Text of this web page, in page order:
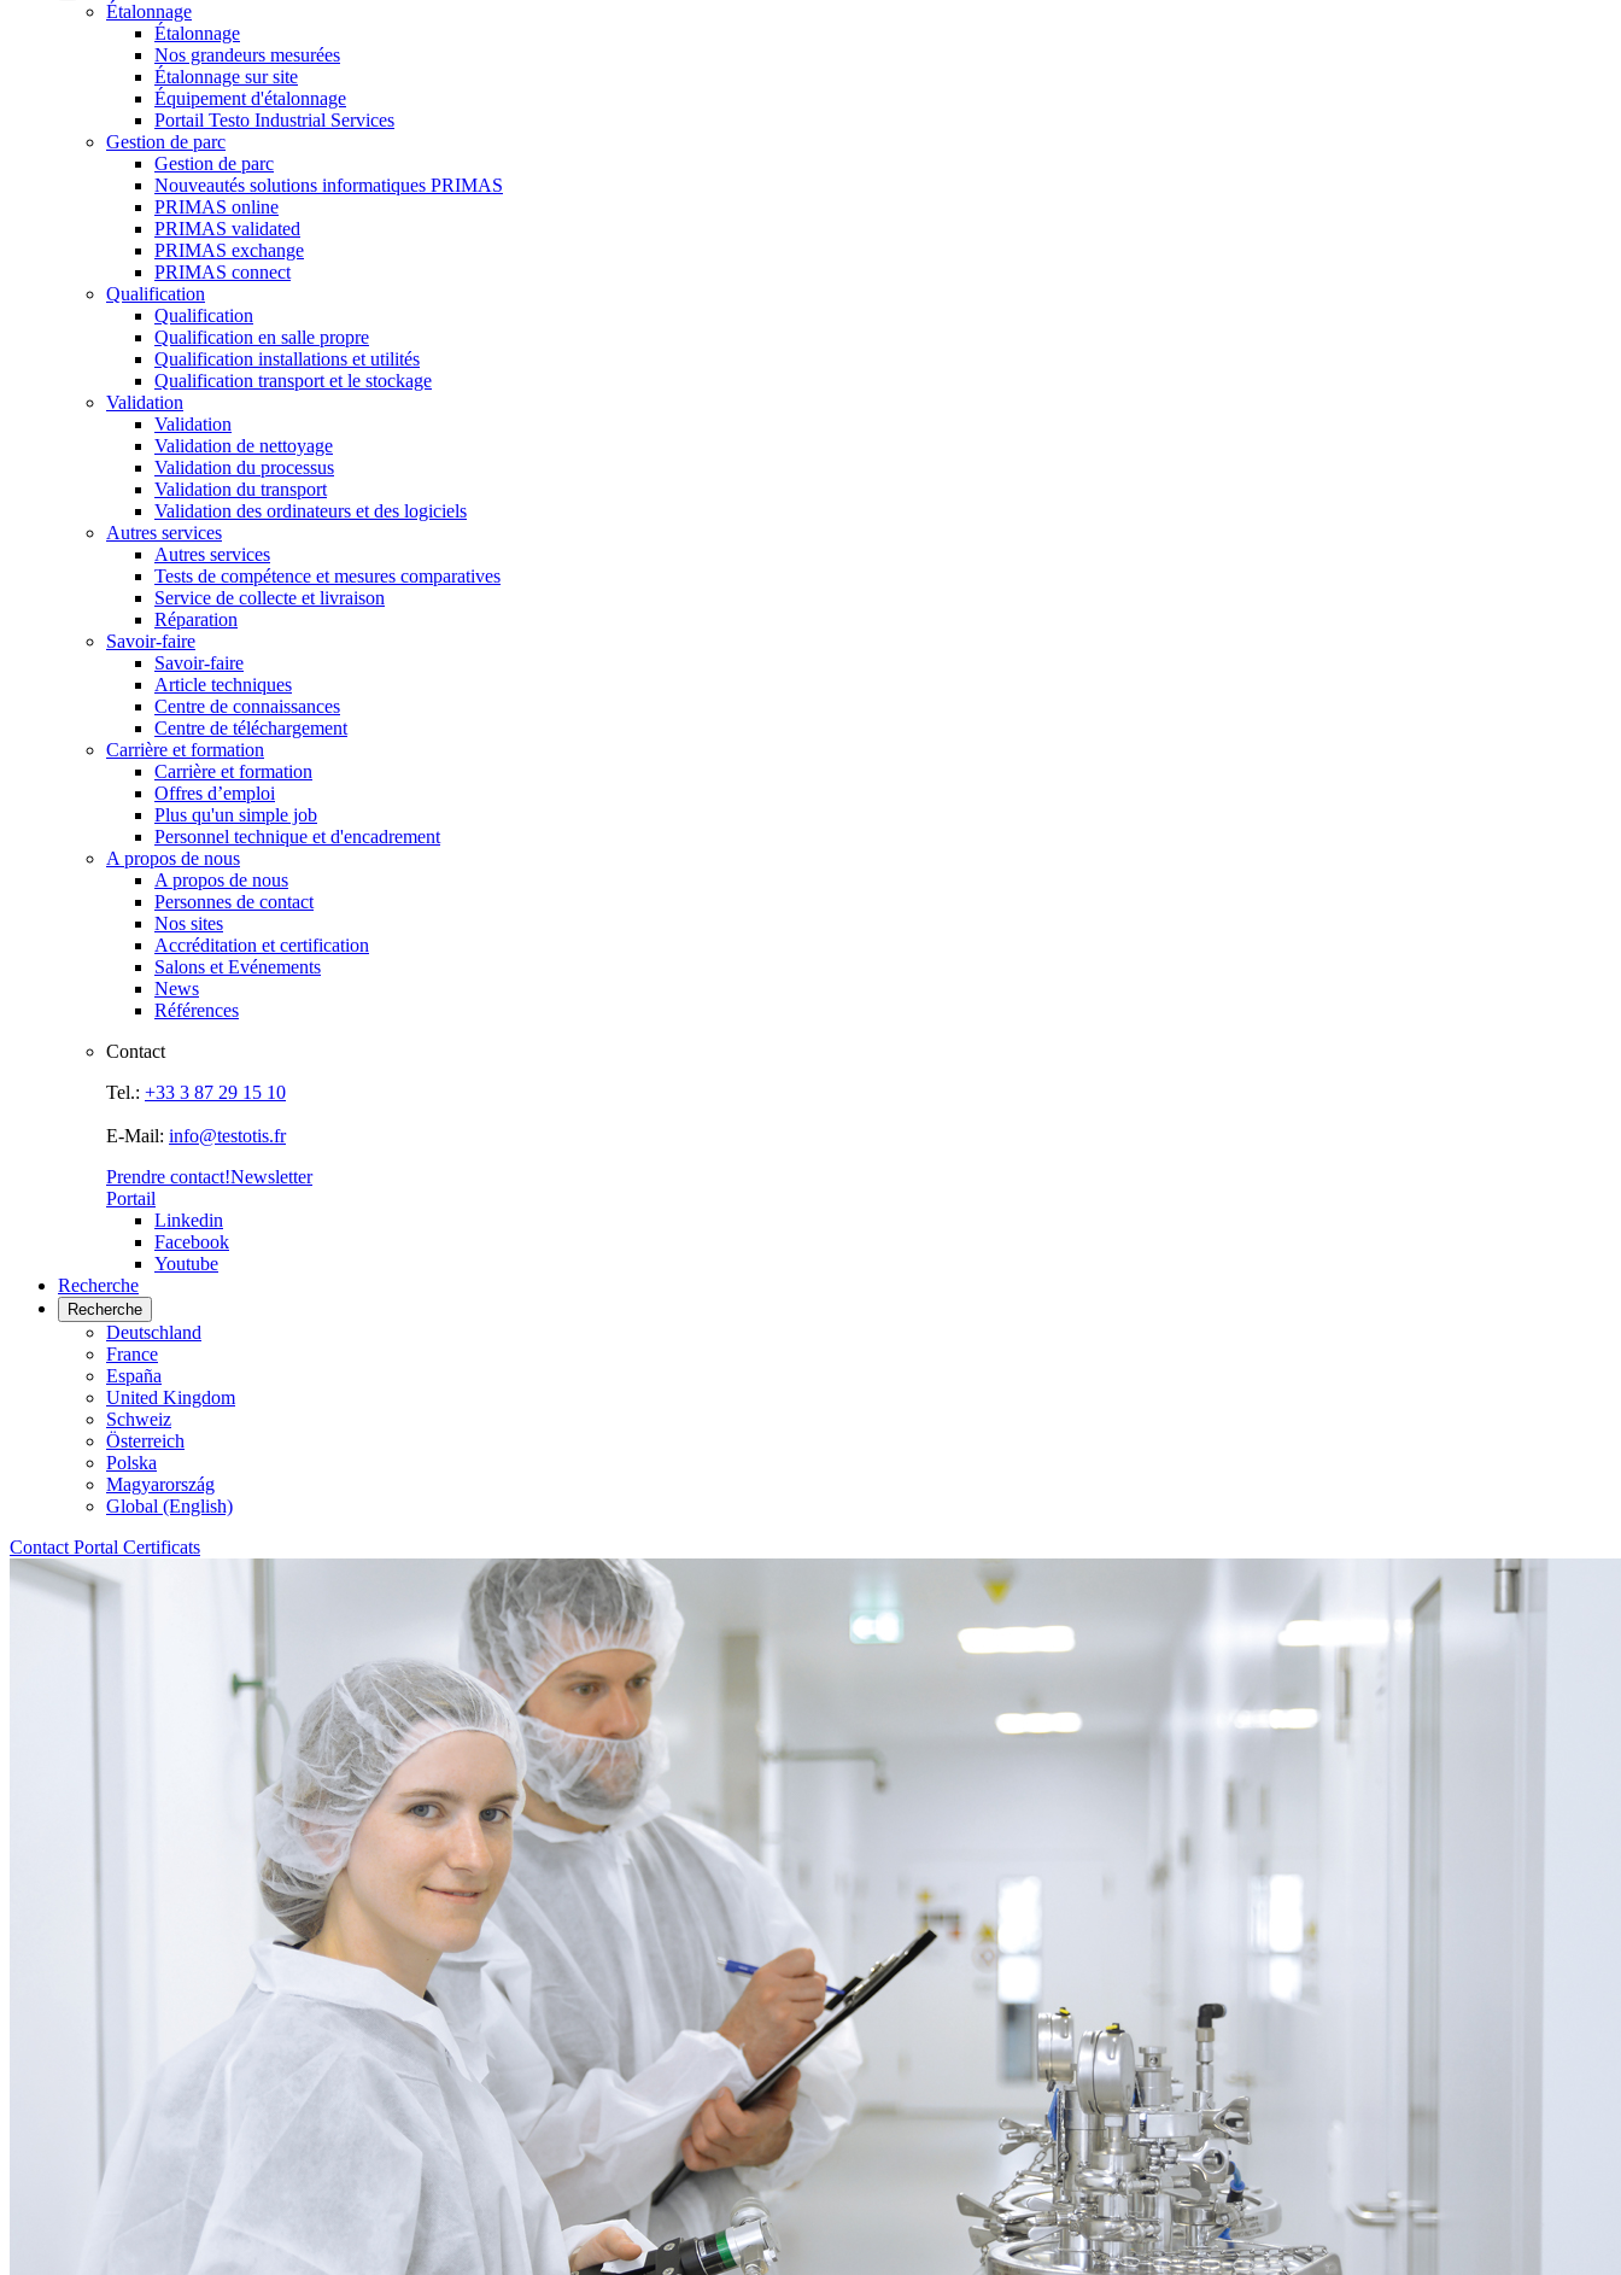
Étalonnage
Étalonnage
Nos grandeurs mesurées
Étalonnage sur site
Équipement d'étalonnage
Portail Testo Industrial Services
Gestion de parc
Gestion de parc
Nouveautés solutions informatiques PRIMAS
PRIMAS online
PRIMAS validated
PRIMAS exchange
PRIMAS connect
Qualification
Qualification
Qualification en salle propre
Qualification installations et utilités
Qualification transport et le stockage
Validation
Validation
Validation de nettoyage
Validation du processus
Validation du transport
Validation des ordinateurs et des logiciels
Autres services
Autres services
Tests de compétence et mesures comparatives
Service de collecte et livraison
Réparation
Savoir-faire
Savoir-faire
Article techniques
Centre de connaissances
Centre de téléchargement
Carrière et formation
Carrière et formation
Offres d’emploi
Plus qu'un simple job
Personnel technique et d'encadrement
A propos de nous
A propos de nous
Personnes de contact
Nos sites
Accréditation et certification
Salons et Evénements
News
Références
Contact
Tel.: +33 3 87 29 15 10
E-Mail: info@testotis.fr
Prendre contact!Newsletter
Portail
Linkedin
Facebook
Youtube
Recherche
Recherche
Deutschland
France
España
United Kingdom
Schweiz
Österreich
Polska
Magyarország
Global (English)
Contact Portal Certificats